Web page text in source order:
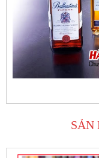
SẢN